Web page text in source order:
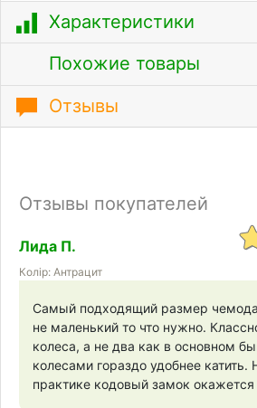
Характеристики
Похожие товары
Отзывы
Отзывы покупателей
Лида П.
Колір: Антрацит
Самый подходящий размер
не маленький то что нужно.
колеса, а не два как в основном
колесами гораздо удобнее катить.
практике кодовый замок